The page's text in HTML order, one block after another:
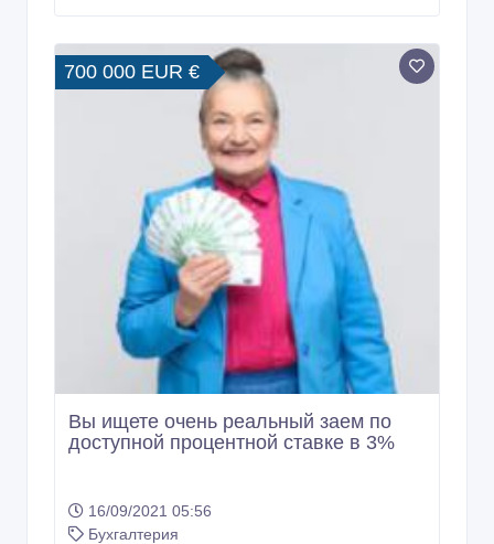
700 000 EUR €
Вы ищете очень реальный заем по
доступной процентной ставке в 3%
16/09/2021 05:56
Бухгалтерия